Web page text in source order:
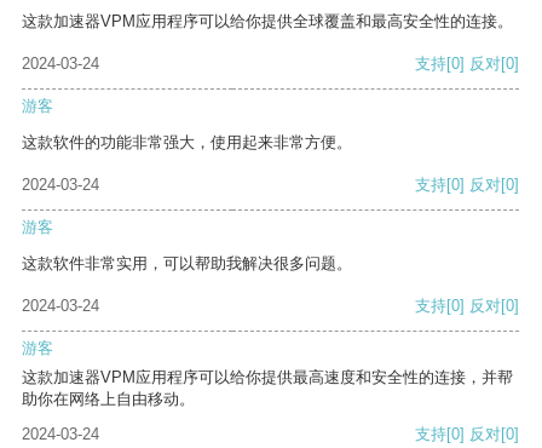
这款加速器VPM应用程序可以给你提供全球覆盖和最高安全性的连接。
2024-03-24 支持[0] 反对[0]
游客
这款软件的功能非常强大，使用起来非常方便。
2024-03-24 支持[0] 反对[0]
游客
这款软件非常实用，可以帮助我解决很多问题。
2024-03-24 支持[0] 反对[0]
游客
这款加速器VPM应用程序可以给你提供最高速度和安全性的连接，并帮
助你在网络上自由移动。
2024-03-24
支持[0] 反对[0]